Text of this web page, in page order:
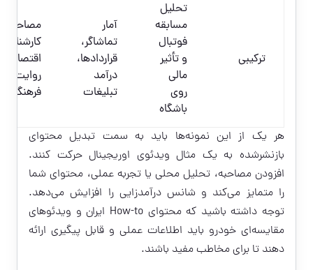
ترکیبی
تحلیل
مسابقه
فوتبال
و تأثیر
مالی
روی
باشگاه
آمار
تماشاگر،
قراردادها،
درآمد
تبلیغات
مصاحبه
کارشناس
اقتصادی
روایت
فرهنگی
هر یک از این نمونه‌ها باید به سمت تبدیل محتوای
بازنشرشده به یک مثال ویدئوی اوریجینال حرکت کنند.
افزودن مصاحبه، تحلیل محلی یا تجربه عملی، محتوای شما
را متمایز می‌کند و شانس درآمدزایی را افزایش می‌دهد.
توجه داشته باشید که محتوای How-to ایران و ویدئوهای
مقایسه‌ای خودرو باید اطلاعات عملی و قابل پیگیری ارائه
دهند تا برای مخاطب مفید باشند.